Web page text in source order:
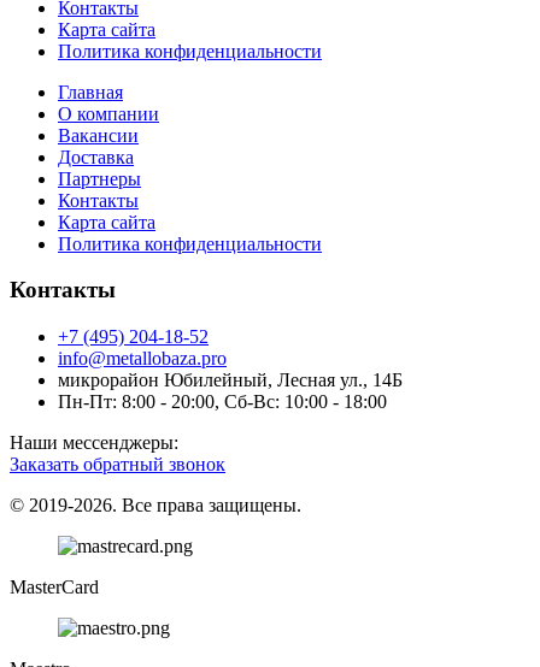
Контакты
Карта сайта
Политика конфиденциальности
Главная
О компании
Вакансии
Доставка
Партнеры
Контакты
Карта сайта
Политика конфиденциальности
Контакты
+7 (495) 204-18-52
info@metallobaza.pro
микрорайон Юбилейный, Лесная ул., 14Б
Пн-Пт: 8:00 - 20:00, Сб-Вс: 10:00 - 18:00
Наши мессенджеры:
Заказать обратный звонок
© 2019-2026. Все права защищены.
MasterCard